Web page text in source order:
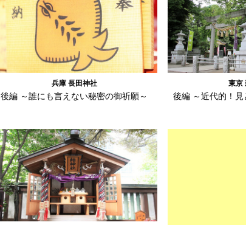
兵庫 長田神社
後編 ～誰にも言えない秘密の御祈願～
東京
後編 ～近代的！見